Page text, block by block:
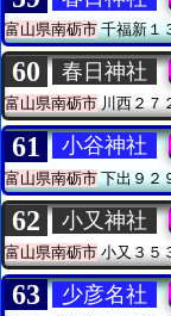
富山県南砺市千福新１
60 春日神社
富山県南砺市川西２７
61 小谷神社
富山県南砺市下出９２
62 小又神社
富山県南砺市小又３５
63 少彦名社